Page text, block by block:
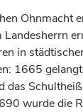
Ohnmacht
Landesherrn
in
1665
das
wurde die